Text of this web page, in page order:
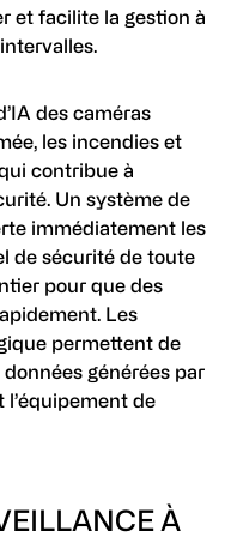
et facilite la gestion à
des caméras
les incendies et
contribue à
Un système de
immédiatement les
de sécurité de toute
pour que des
Les
permettent de
générées par
l’équipement de
À